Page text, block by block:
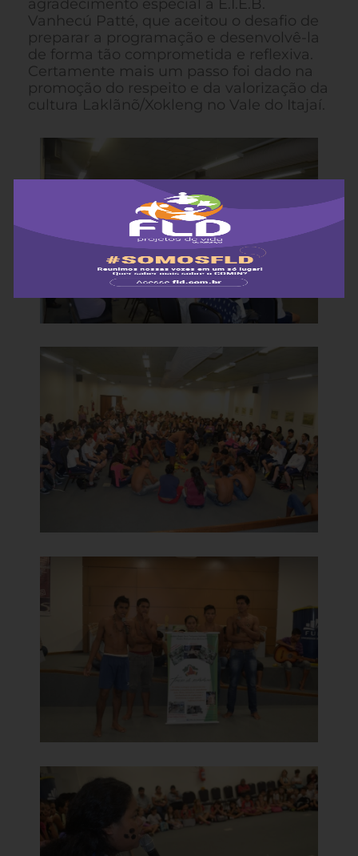
agradecimento especial à E.I.E.B.
Vanhecú Patté, que aceitou o desafio de
preparar a programação e desenvolvê-la
de forma tão comprometida e reflexiva.
Certamente mais um passo foi dado na
promoção do respeito e da valorização da
cultura Laklãnõ/Xokleng no Vale do Itajaí.